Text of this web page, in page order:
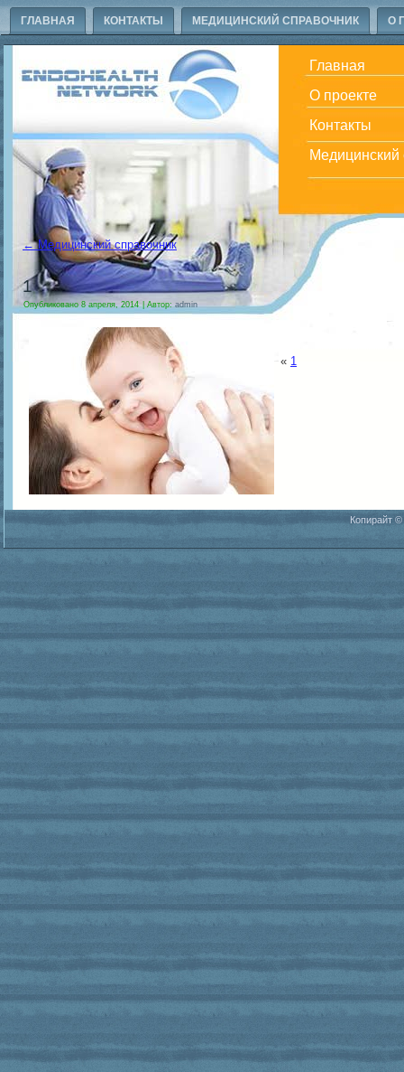
ГЛАВНАЯ КОНТАКТЫ МЕДИЦИНСКИЙ СПРАВОЧНИК О
Главная
О проекте
Контакты
Медицинский
←Медицинский справочник
1
Опубликовано 8 апреля, 2014|Автор: admin
« 1
Копирайт